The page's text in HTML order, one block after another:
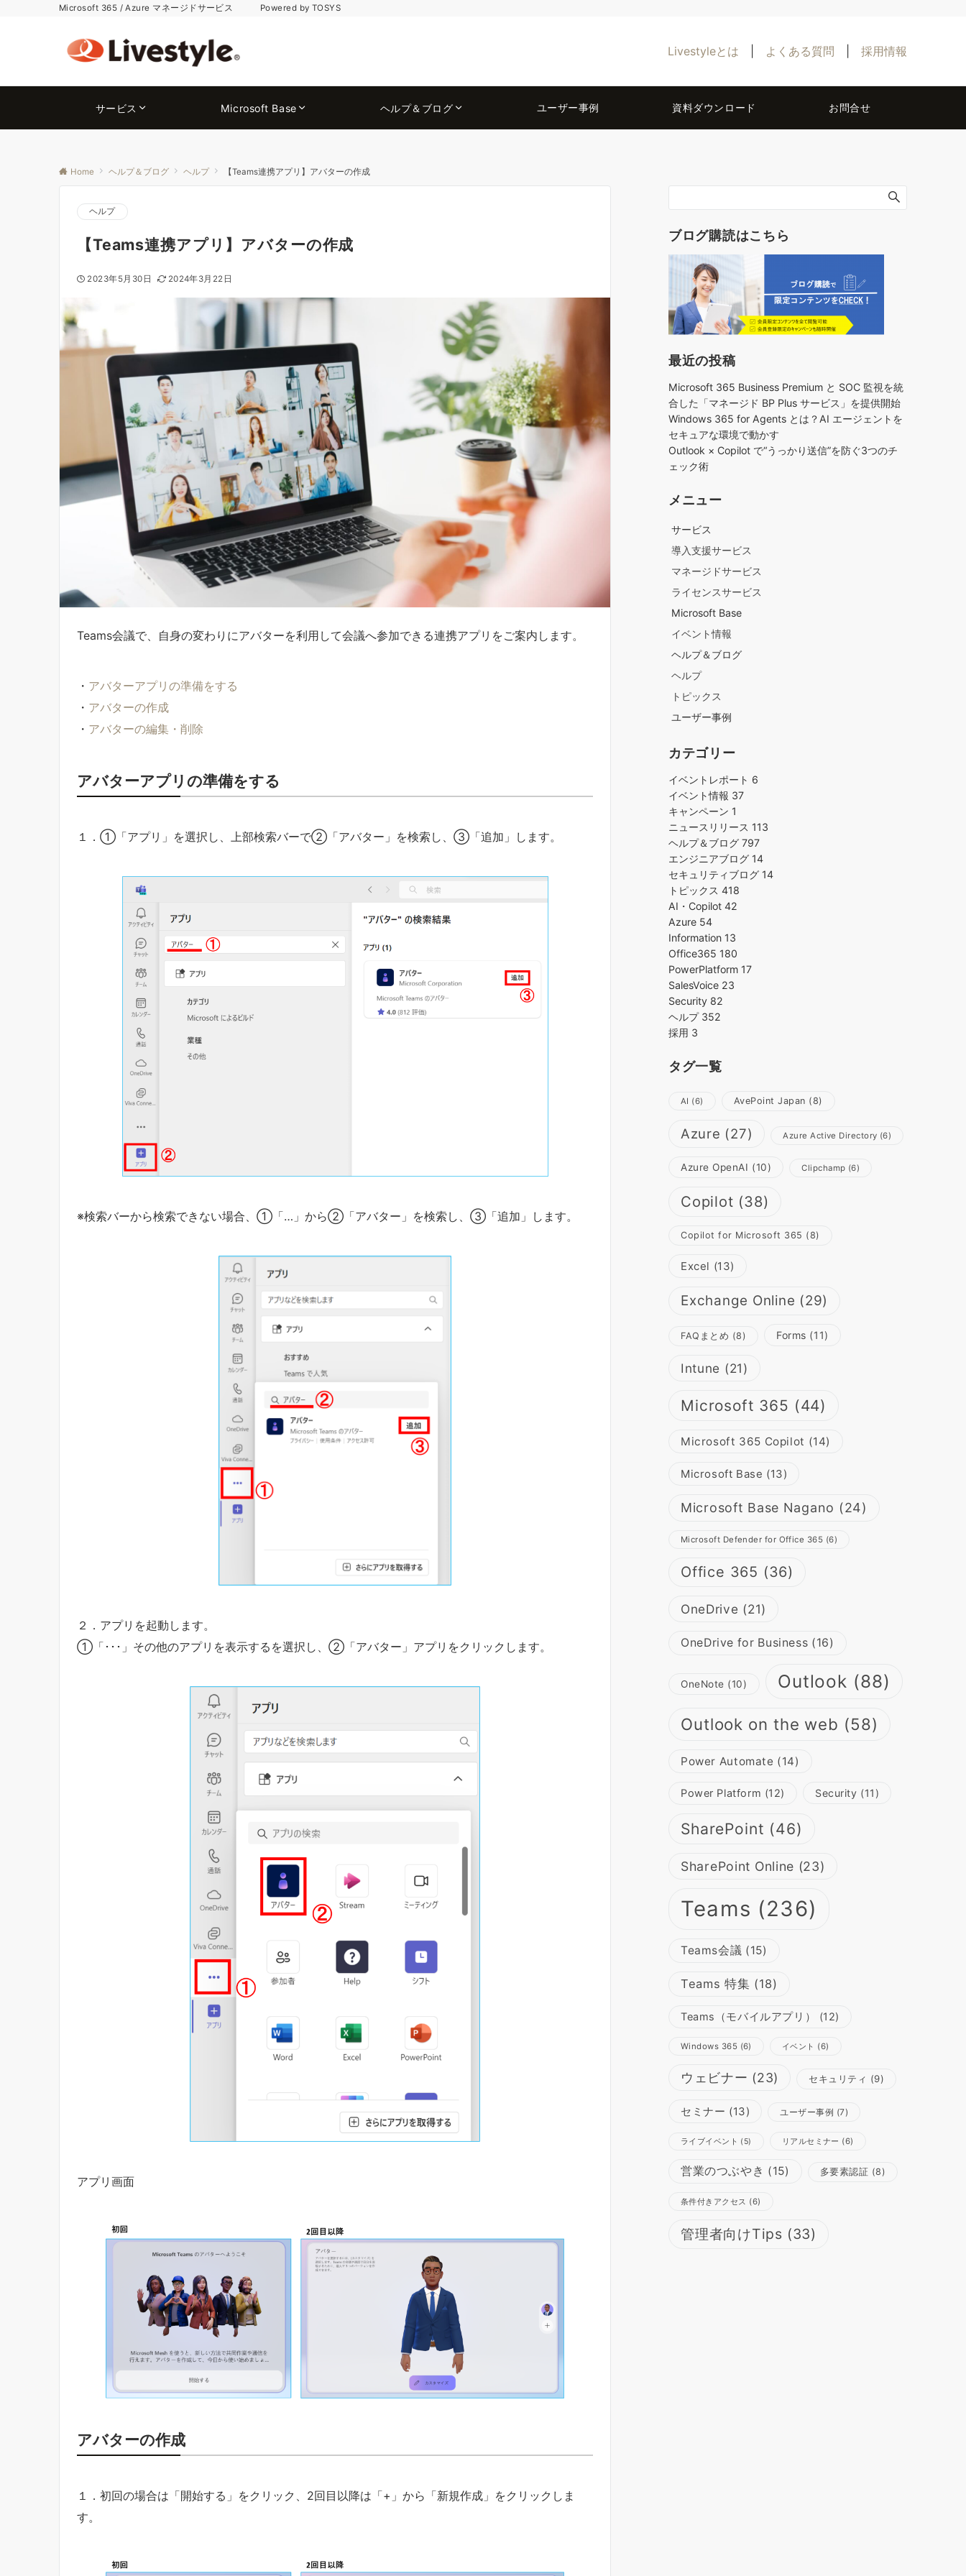
Microsoft 365 / Azure マネージドサービス Powered by TOSYS
Livestyleとは よくある質問 採用情報
サービス Microsoft Base ヘルプ＆ブログ ユーザー事例 資料ダウンロード お問合せ
Home ヘルプ＆ブログ ヘルプ 【Teams連携アプリ】アバターの作成
ヘルプ
【Teams連携アプリ】アバターの作成
2023年5月30日 2024年3月22日
Teams会議で、自身の変わりにアバターを利用して会議へ参加できる連携アプリをご案内します。
・ アバターアプリの準備をする
・ アバターの作成
・ アバターの編集・削除
アバターアプリの準備をする
１．①「アプリ」を選択し、上部検索バーで②「アバター」を検索し、③「追加」します。
※検索バーから検索できない場合、①「…」から②「アバター」を検索し、③「追加」します。
２．アプリを起動します。
①「･･･」その他のアプリを表示するを選択し、②「アバター」アプリをクリックします。
アプリ画面
アバターの作成
１．初回の場合は「開始する」をクリック、2回目以降は「+」から「新規作成」をクリックしま
す。
ブログ購読はこちら
最近の投稿
Microsoft 365 Business Premium と SOC 監視を統
合した「マネージド BP Plus サービス」を提供開始
Windows 365 for Agents とは？AI エージェントを
セキュアな環境で動かす
Outlook × Copilot で“うっかり送信”を防ぐ3つのチ
ェック術​
メニュー
サービス
導入支援サービス
マネージドサービス
ライセンスサービス
Microsoft Base
イベント情報
ヘルプ＆ブログ
ヘルプ
トピックス
ユーザー事例
カテゴリー
イベントレポート 6
イベント情報 37
キャンペーン 1
ニュースリリース 113
ヘルプ＆ブログ 797
エンジニアブログ 14
セキュリティブログ 14
トピックス 418
AI・Copilot 42
Azure 54
Information 13
Office365 180
PowerPlatform 17
SalesVoice 23
Security 82
ヘルプ 352
採用 3
タグ一覧
AI (6) AvePoint Japan (8)
Azure (27) Azure Active Directory (6)
Azure OpenAI (10) Clipchamp (6)
Copilot (38)
Copilot for Microsoft 365 (8)
Excel (13)
Exchange Online (29)
FAQまとめ (8) Forms (11)
Intune (21)
Microsoft 365 (44)
Microsoft 365 Copilot (14)
Microsoft Base (13)
Microsoft Base Nagano (24)
Microsoft Defender for Office 365 (6)
Office 365 (36)
OneDrive (21)
OneDrive for Business (16)
OneNote (10) Outlook (88)
Outlook on the web (58)
Power Automate (14)
Power Platform (12) Security (11)
SharePoint (46)
SharePoint Online (23)
Teams (236)
Teams会議 (15)
Teams 特集 (18)
Teams（モバイルアプリ） (12)
Windows 365 (6) イベント (6)
ウェビナー (23) セキュリティ (9)
セミナー (13) ユーザー事例 (7)
ライブイベント (5) リアルセミナー (6)
営業のつぶやき (15) 多要素認証 (8)
条件付きアクセス (6)
管理者向けTips (33)